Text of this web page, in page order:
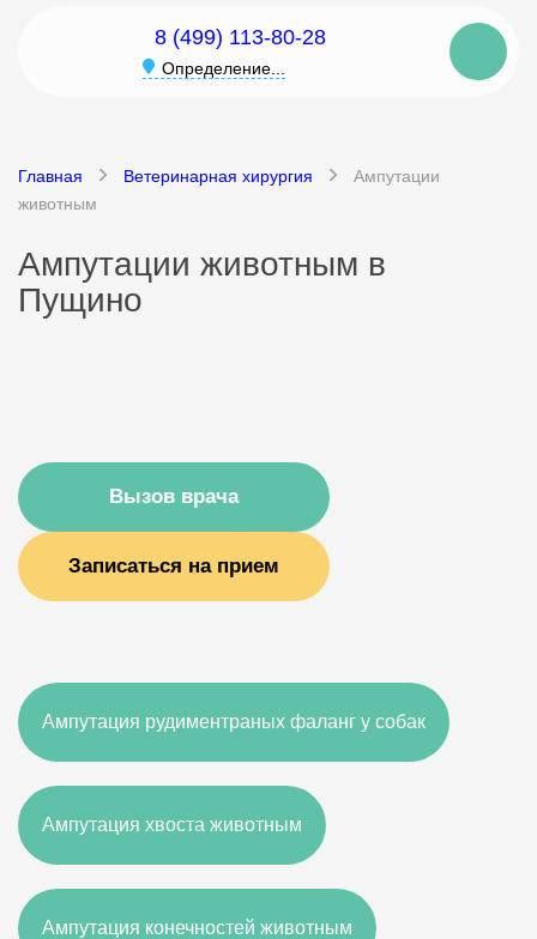
8 (499) 113-80-28
Определение...
Главная Ветеринарная хирургия
Ампутации
животным
Ампутации животным в
Пущино
Вызов врача
Записаться на прием
Ампутация рудиментраных фаланг у собак
Ампутация хвоста животным
Ампутация конечностей животным